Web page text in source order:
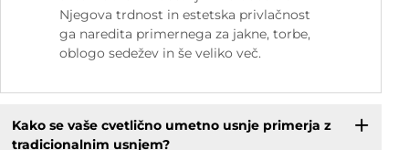
Njegova trdnost in estetska privlačnost
ga naredita primernega za jakne, torbe,
oblogo sedežev in še veliko več.
Kako se vaše cvetlično umetno usnje primerja z
tradicionalnim usnjem?